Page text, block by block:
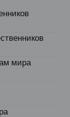
мира